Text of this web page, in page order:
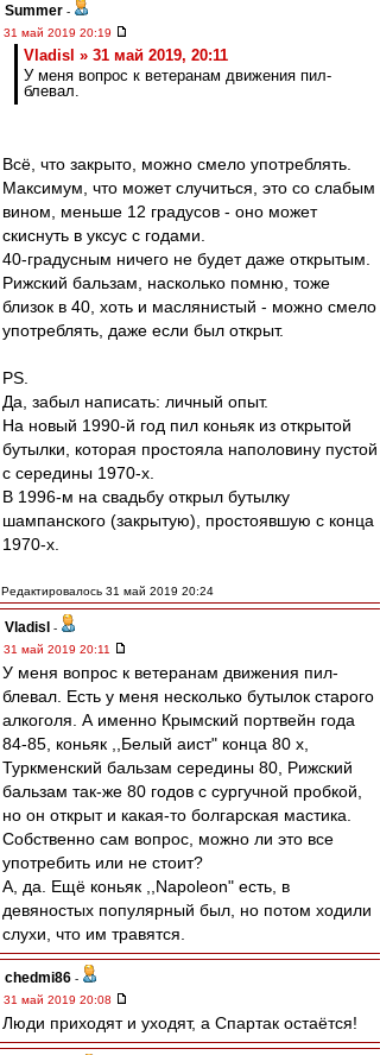
Summer -
31 май 2019 20:19
Vladisl » 31 май 2019, 20:11
У меня вопрос к ветеранам движения пил-
блевал.
Всё, что закрыто, можно смело употреблять.
Максимум, что может случиться, это со слабым
вином, меньше 12 градусов - оно может
скиснуть в уксус с годами.
40-градусным ничего не будет даже открытым.
Рижский бальзам, насколько помню, тоже
близок в 40, хоть и маслянистый - можно смело
употреблять, даже если был открыт.
PS.
Да, забыл написать: личный опыт.
На новый 1990-й год пил коньяк из открытой
бутылки, которая простояла наполовину пустой
с середины 1970-х.
В 1996-м на свадьбу открыл бутылку
шампанского (закрытую), простоявшую с конца
1970-х.
Редактировалось 31 май 2019 20:24
Vladisl
-
31 май 2019 20:11
У меня вопрос к ветеранам движения пил-
блевал. Есть у меня несколько бутылок старого
алкоголя. А именно Крымский портвейн года
84-85, коньяк ,,Белый аист" конца 80 х,
Туркменский бальзам середины 80, Рижский
бальзам так-же 80 годов с сургучной пробкой,
но он открыт и какая-то болгарская мастика.
Собственно сам вопрос, можно ли это все
употребить или не стоит?
А, да. Ещё коньяк ,,Napoleon" есть, в
девяностых популярный был, но потом ходили
слухи, что им травятся.
chedmi86 -
31 май 2019 20:08
Люди приходят и уходят, а Спартак остаётся!